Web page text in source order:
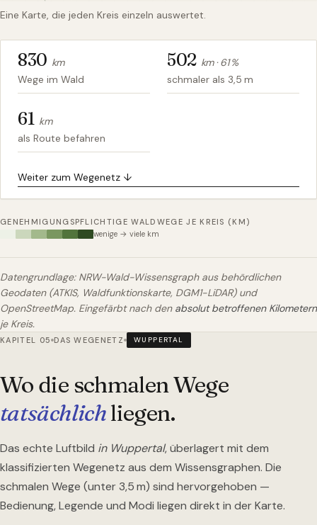
Eine Karte, die jeden Kreis einzeln auswertet.
830 km
Wege im Wald
502 km ·61%
schmaler als 3,5 m
61 km
als Route befahren
Weiter zum Wegenetz ↓
GENEHMIGUNGSPFLICHTIGE WALDWEGE JE KREIS (KM)
wenige → viele km
Datengrundlage: NRW-Wald-Wissensgraph aus behördlichen
Geodaten (ATKIS, Waldfunktionskarte, DGM1-LiDAR) und
OpenStreetMap. Eingefärbt nach den absolut betroffenen Kilometern
je Kreis.
KAPITEL 05 DAS WEGENETZ WUPPERTAL
Wo die schmalen Wege
tatsächlichliegen.
Das echte Luftbild in Wuppertal, überlagert mit dem
klassifizierten Wegenetz aus dem Wissensgraphen. Die
schmalen Wege (unter 3,5 m) sind hervorgehoben —
Bedienung, Legende und Modi liegen direkt in der Karte.